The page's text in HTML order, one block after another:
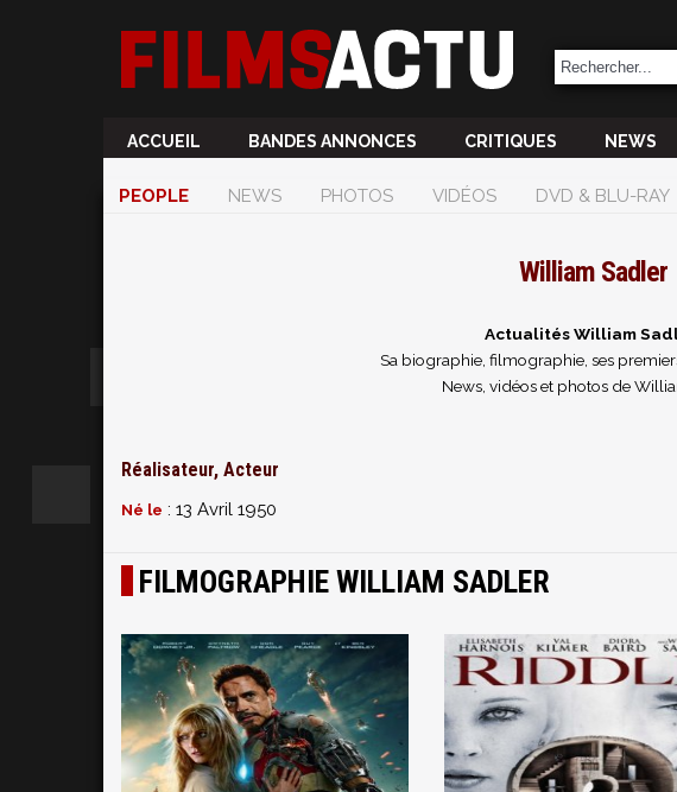
ACCUEIL BANDES ANNONCES CRITIQUES NEWS
PEOPLE NEWS PHOTOS VIDÉOS DVD & BLU-RAY
William Sadler
Actualités William
Sa biographie, filmographie, ses
News, vidéos et photos de
Réalisateur, Acteur
Né le : 13 Avril 1950
FILMOGRAPHIE WILLIAM SADLER